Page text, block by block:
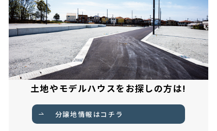
土地やモデルハウスをお探しの方は!
分譲地情報はコチラ